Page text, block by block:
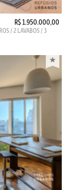
R$ 1.950.000,00
/ 2 LAVABOS / 3